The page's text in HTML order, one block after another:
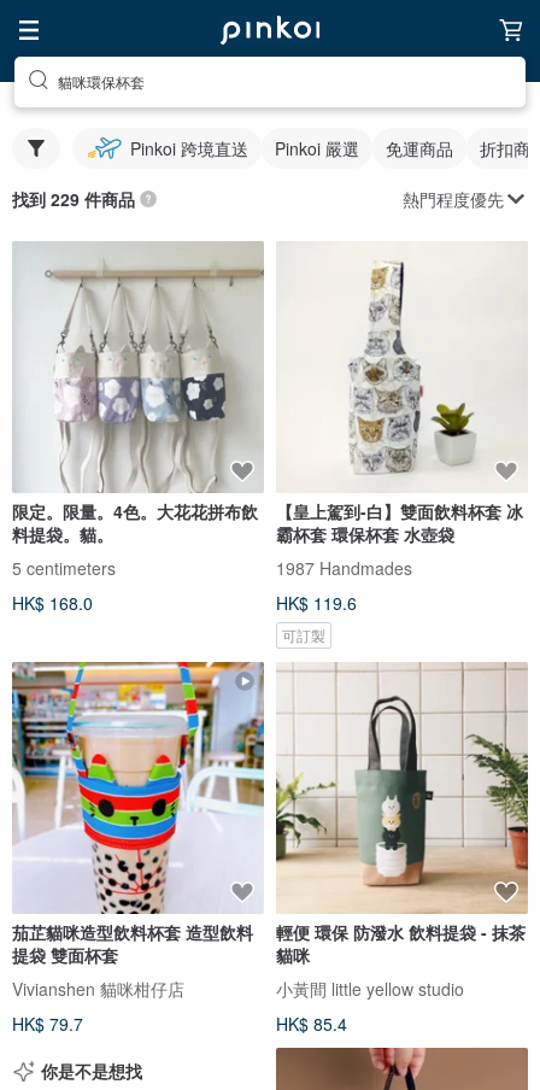
貓咪環保杯套
Pinkoi 跨境直送 Pinkoi 嚴選 免運商品 折扣商
找到 229 件商品 熱門程度優先
限定。限量。4色。大花花拼布飲
料提袋。貓。
5 centimeters
HK$ 168.0
【皇上駕到-白】雙面飲料杯套 冰
霸杯套 環保杯套 水壺袋
1987 Handmades
HK$ 119.6
可訂製
茄芷貓咪造型飲料杯套 造型飲料
提袋 雙面杯套
Vivianshen 貓咪柑仔店
HK$ 79.7
輕便 環保 防潑水 飲料提袋 - 抹茶
貓咪
小黃間 little yellow studio
HK$ 85.4
你是不是想找